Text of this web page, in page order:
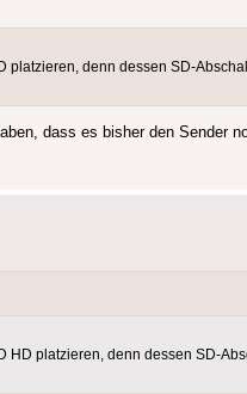
platzieren, denn dessen SD-
dass es bisher den Sender
HD platzieren, denn dessen SD-